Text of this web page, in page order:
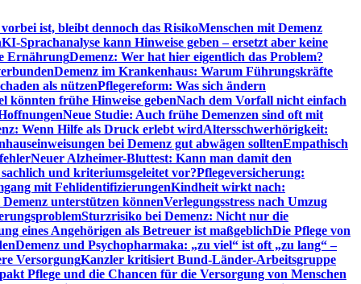
ist, bleibt dennoch das RisikoMenschen mit Demenz
KI-Sprachanalyse kann Hinweise geben – ersetzt aber keine
ErnährungDemenz: Wer hat hier eigentlich das Problem?
Demenz im Krankenhaus: Warum Führungskräfte
als nützenPflegereform: Was sich ändern
könnten frühe Hinweise gebenNach dem Vorfall nicht einfach
Neue Studie: Auch frühe Demenzen sind oft mit
Wenn Hilfe als Druck erlebt wirdAltersschwerhörigkeit:
bei Demenz gut abwägen solltenEmpathisch
Neuer Alzheimer-Bluttest: Kann man damit den
und kriteriumsgeleitet vor?Pflegeversicherung:
mit FehlidentifizierungenKindheit wirkt nach:
unterstützen könnenVerlegungsstress nach Umzug
Sturzrisiko bei Demenz: Nicht nur die
eines Angehörigen als Betreuer ist maßgeblichDie Pflege von
Demenz und Psychopharmaka: „zu viel“ ist oft „zu lang“ –
VersorgungKanzler kritisiert Bund-Länder-Arbeitsgruppe
Pflege und die Chancen für die Versorgung von Menschen